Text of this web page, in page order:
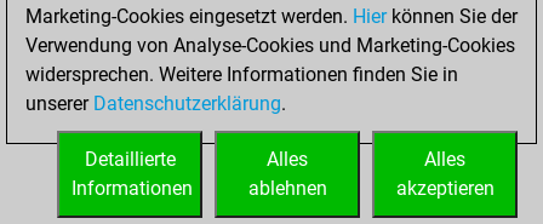
Türme auf der siebten
0
STARTSEITE
Marketing-Cookies eingesetzt werden. Hierkönnen Sie der
Verwendung von Analyse-Cookies und Marketing-Cookies
widersprechen. Weitere Informationen finden Sie in
unserer Datenschutzerklärung.
Alles
akzeptieren
Alles
ablehnen
Detaillierte
Informationen